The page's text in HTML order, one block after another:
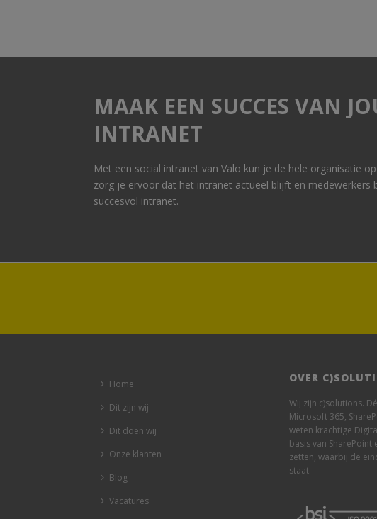
MAAK EEN SUCCES VAN
INTRANET
Met een social intranet van Valo kun je de hele organisatie
zorg je ervoor dat het intranet actueel blijft en medewerkers
succesvol intranet.
Home
Dit zijn wij
Dit doen wij
Onze klanten
Blog
Vacatures
OVER
Wij zijn c)solutions.
Microsoft 365,
weten krachtige
basis van SharePoint
zetten, waarbij de
staat.